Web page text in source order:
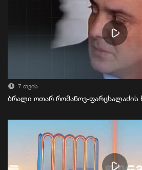
7 თვის
ბრალი ოთარ რომანოვ-ფარცხალაძის